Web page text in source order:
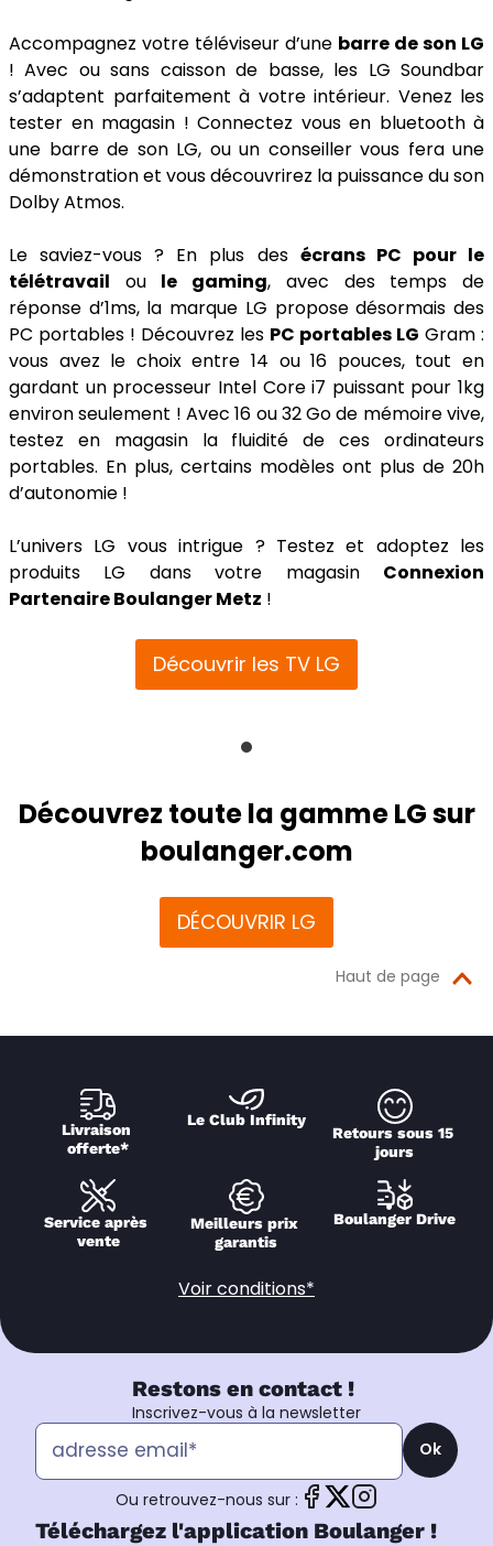
Accompagnez votre téléviseur d’une barre de son LG
! Avec ou sans caisson de basse, les LG Soundbar
s’adaptent parfaitement à votre intérieur. Venez les
tester en magasin ! Connectez vous en bluetooth à
une barre de son LG, ou un conseiller vous fera une
démonstration et vous découvrirez la puissance du son
Dolby Atmos.
Le saviez-vous ? En plus des écrans PC pour le
télétravail ou le gaming, avec des temps de
réponse d’1ms, la marque LG propose désormais des
PC portables ! Découvrez les PC portables LG Gram :
vous avez le choix entre 14 ou 16 pouces, tout en
gardant un processeur Intel Core i7 puissant pour 1kg
environ seulement ! Avec 16 ou 32 Go de mémoire vive,
testez en magasin la fluidité de ces ordinateurs
portables. En plus, certains modèles ont plus de 20h
d’autonomie !
L’univers LG vous intrigue ? Testez et adoptez les
produits LG dans votre magasin Connexion
Partenaire Boulanger Metz !
Découvrir les TV LG
Découvrez toute la gamme LG sur
boulanger.com
DÉCOUVRIR LG
Haut de page
Livraison
offerte*
Le Club Infinity
Retours sous 15
jours
Service après
vente
Meilleurs prix
garantis
Boulanger Drive
Voir conditions*
Restons en contact !
Inscrivez-vous à la newsletter
Ok
Ou retrouvez-nous sur :
Téléchargez l'application Boulanger !